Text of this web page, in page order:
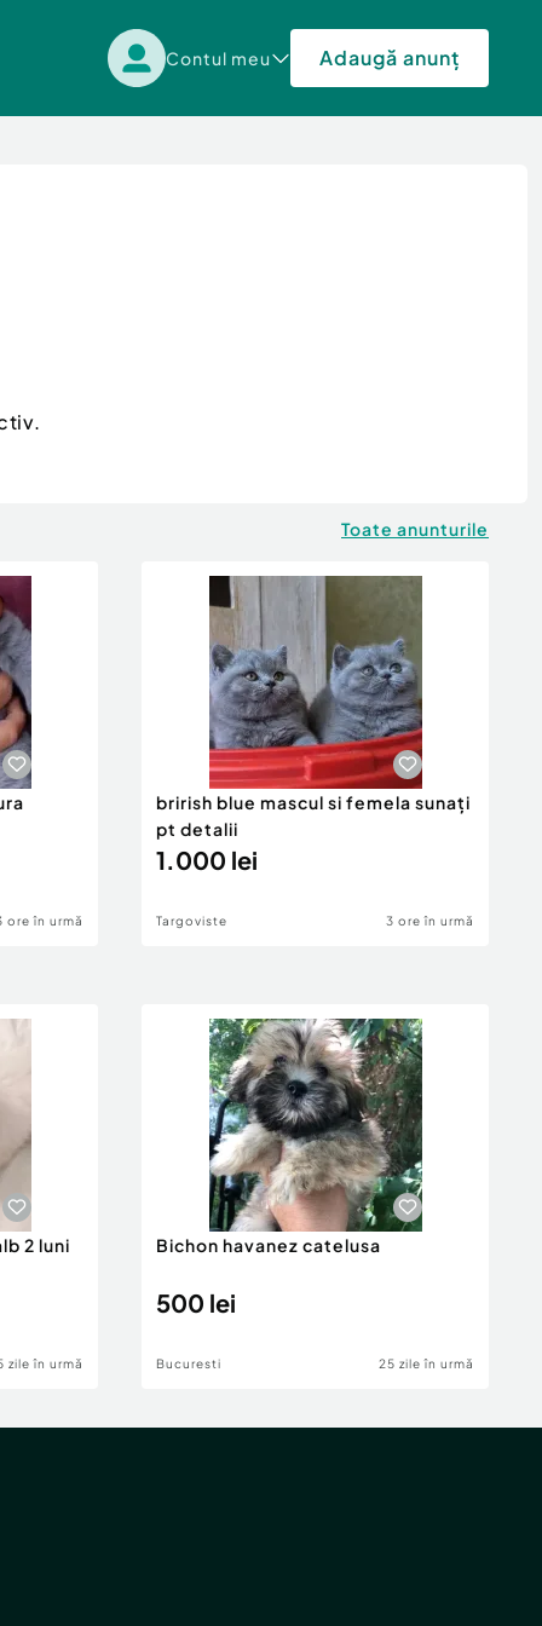
Contul meu Adaugă anunț
Toate anunturile
ore în urmă
brirish blue mascul si femela sunați
pt detalii
1.000 lei
Targoviste 3 ore în urmă
2 luni
zile în urmă
Bichon havanez catelusa
500 lei
Bucuresti 25 zile în urmă